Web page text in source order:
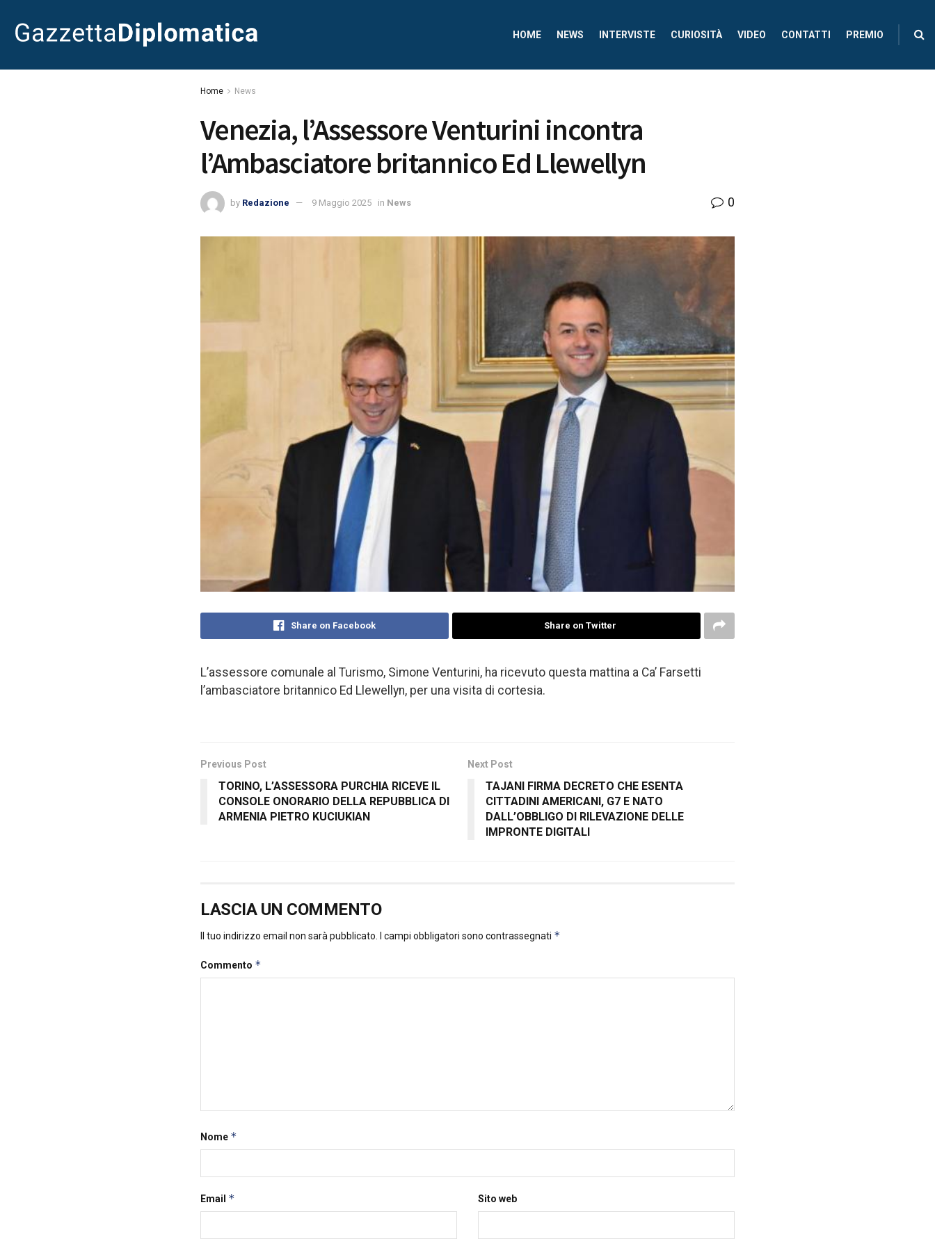
HOME NEWS INTERVISTE CURIOSITÀ VIDEO CONTATTI PREMIO
Home News
Venezia, l’Assessore Venturini incontra
l’Ambasciatore britannico Ed Llewellyn
by Redazione 9 Maggio 2025 in News 0
Share on Facebook Share on Twitter
L’assessore comunale al Turismo, Simone Venturini, ha ricevuto questa mattina a Ca’ Farsetti
l’ambasciatore britannico Ed Llewellyn, per una visita di cortesia.
Previous Post
TORINO, L’ASSESSORA PURCHIA RICEVE IL
CONSOLE ONORARIO DELLA REPUBBLICA DI
ARMENIA PIETRO KUCIUKIAN
Next Post
TAJANI FIRMA DECRETO CHE ESENTA
CITTADINI AMERICANI, G7 E NATO
DALL’OBBLIGO DI RILEVAZIONE DELLE
IMPRONTE DIGITALI
LASCIA UN COMMENTO
Il tuo indirizzo email non sarà pubblicato. I campi obbligatori sono contrassegnati *
Commento *
Nome *
Email * Sito web